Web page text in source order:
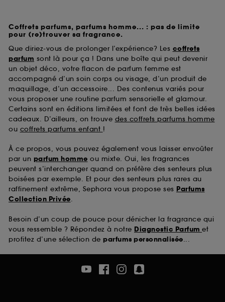
Coffrets parfums, parfums homme... : pas de limite
pour (re)trouver sa fragrance.
Que diriez-vous de prolonger l’expérience? Les coffrets
parfum sont là pour ça ! Dans une boîte qui peut devenir
un objet déco, votre flacon de parfum femme est
accompagné d’un soin corps ou visage, d’un produit de
maquillage, d’un accessoire... Des contenus variés pour
vous proposer une routine parfum sensorielle et glamour.
Certains sont en éditions limitées et font de très belles idées
cadeaux. D’ailleurs, on trouve des coffrets parfums homme
ou coffrets parfums enfant !
À ce propos, vous pouvez également vous laisser envoûter
par un parfum homme ou mixte. Oui, les fragrances
peuvent s’interchanger quand on préfère des senteurs plus
boisées par exemple. Et pour des senteurs plus rares au
raffinement extrême, Sephora vous propose ses Parfums
Collection Privée.
Besoin d’un coup de pouce pour dénicher la fragrance qui
vous ressemble ? Répondez à notre Diagnostic Parfum et
profitez d’une sélection de parfums personnalisée...